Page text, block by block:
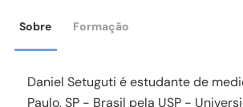
Sobre Formação
Daniel Setuguti é estudante de
Paulo, SP - Brasil pela USP -